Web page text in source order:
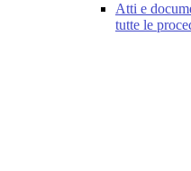
Atti e
tutte le